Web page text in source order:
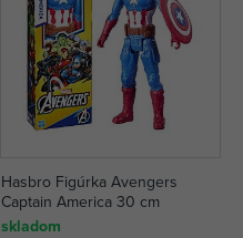
Hasbro Figúrka Avengers
Captain America 30 cm
skladom